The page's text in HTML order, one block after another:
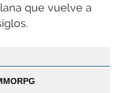
que vuelve a